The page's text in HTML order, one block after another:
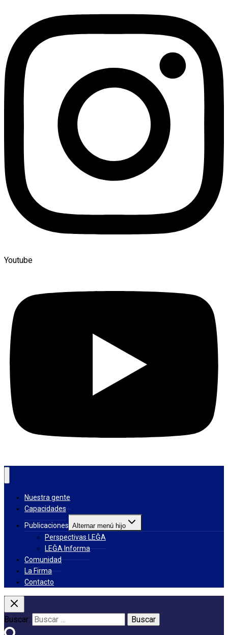
Youtube
Nuestra gente
Capacidades
Publicaciones Alternar menú hijo
Perspectivas LEĜA
LEĜA Informa
Comunidad
La Firma
Contacto
Buscar: